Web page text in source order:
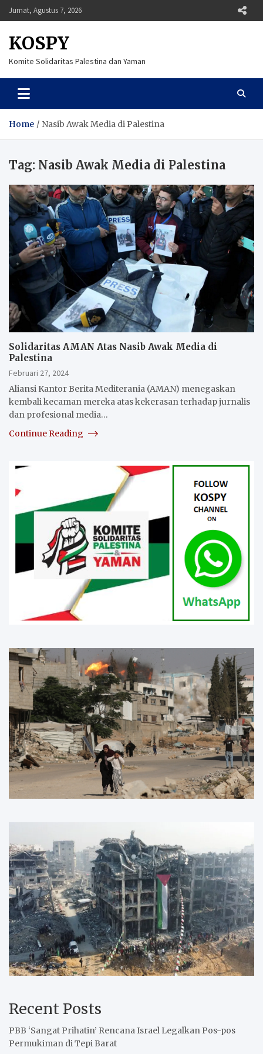
Skip
to
Jumat, Agustus 7, 2026
KOSPY
Komite Solidaritas Palestina dan Yaman
Home Nasib Awak Media di Palestina
Tag: Nasib Awak Media di Palestina
Solidaritas AMAN Atas Nasib Awak Media di
Palestina
Februari 27, 2024
Aliansi Kantor Berita Mediterania (AMAN) menegaskan
kembali kecaman mereka atas kekerasan terhadap jurnalis
dan profesional media…
Continue Reading
Recent Posts
PBB ‘Sangat Prihatin’ Rencana Israel Legalkan Pos-pos
Permukiman di Tepi Barat